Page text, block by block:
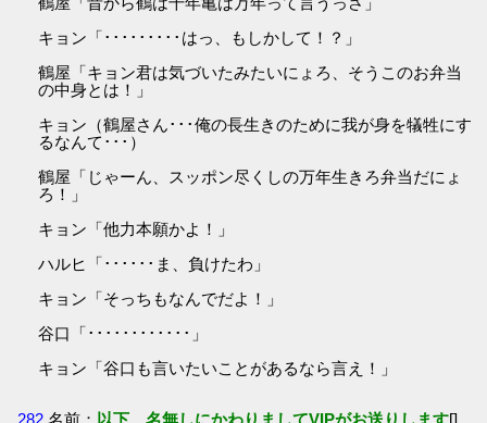
キョン「･････････はっ、もしかして！？」
鶴屋「キョン君は気づいたみたいにょろ、そうこのお弁当
の中身とは！」
キョン（鶴屋さん･･･俺の長生きのために我が身を犠牲にす
るなんて･･･）
鶴屋「じゃーん、スッポン尽くしの万年生きろ弁当だにょ
ろ！」
キョン「他力本願かよ！」
ハルヒ「･･････ま、負けたわ」
キョン「そっちもなんでだよ！」
谷口「････････････」
キョン「谷口も言いたいことがあるなら言え！」